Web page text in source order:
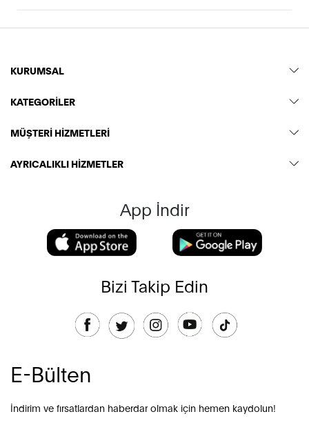
KURUMSAL
KATEGORİLER
MÜŞTERİ HİZMETLERİ
AYRICALIKLI HİZMETLER
App İndir
Bizi Takip Edin
E-Bülten
İndirim ve fırsatlardan haberdar olmak için hemen kaydolun!